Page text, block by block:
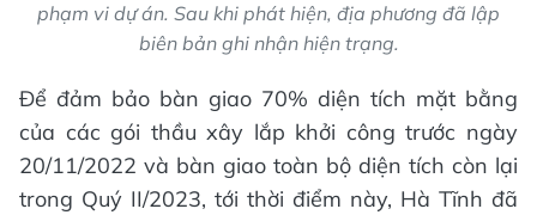
phạm vi dự án. Sau khi phát hiện, địa phương đã lập
biên bản ghi nhận hiện trạng.
Để đảm bảo bàn giao 70% diện tích mặt bằng
của các gói thầu xây lắp khởi công trước ngày
20/11/2022 và bàn giao toàn bộ diện tích còn lại
trong Quý II/2023, tới thời điểm này, Hà Tĩnh đã